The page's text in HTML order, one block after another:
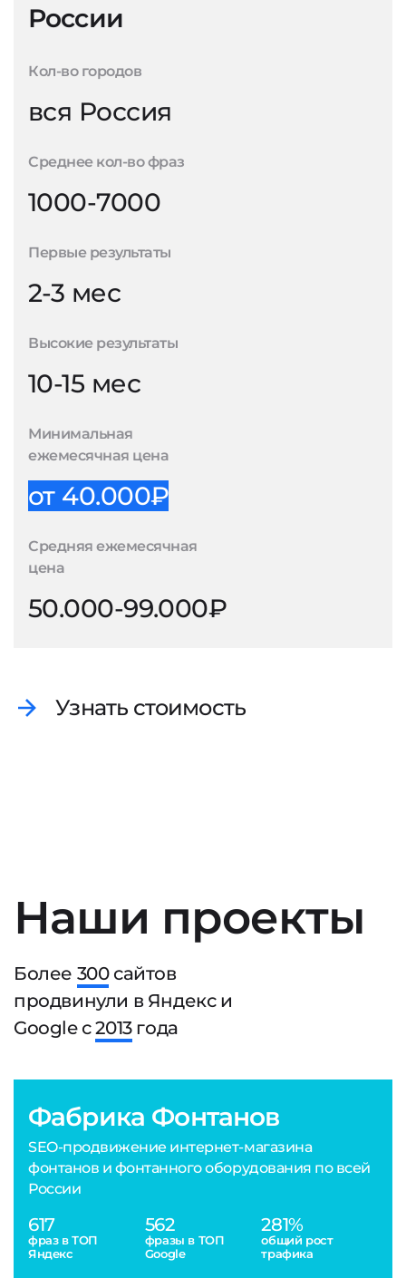
России
Кол-во городов
вся Россия
Среднее кол-во фраз
1000-7000
Первые результаты
2-3 мес
Высокие результаты
10-15 мес
Минимальная
ежемесячная цена
от 40.000₽
Средняя ежемесячная
цена
50.000-99.000₽
Узнать стоимость
Наши проекты
Более 300сайтов
продвинули в Яндекс и
Google с2013года
Фабрика Фонтанов
SEO-продвижение интернет-магазина
фонтанов и фонтанного оборудования по всей
России
617
фраз в ТОП
Яндекс
562
фразы в ТОП
Google
281%
общий рост
трафика